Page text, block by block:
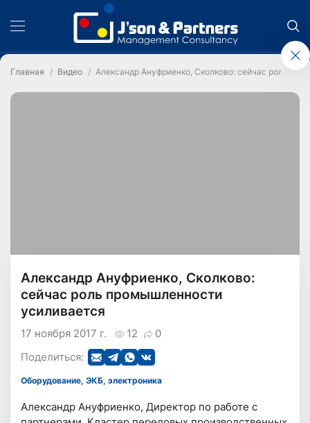
Главная Видео Александр Ануфриенко, Сколково: сейчас роль
Александр Ануфриенко, Сколково:
сейчас роль промышленности
усиливается
12 0
17 ноября 2017 г.
Поделиться:
Оборудование, ЭКБ, электроника
Александр Ануфриенко, Директор по работе с